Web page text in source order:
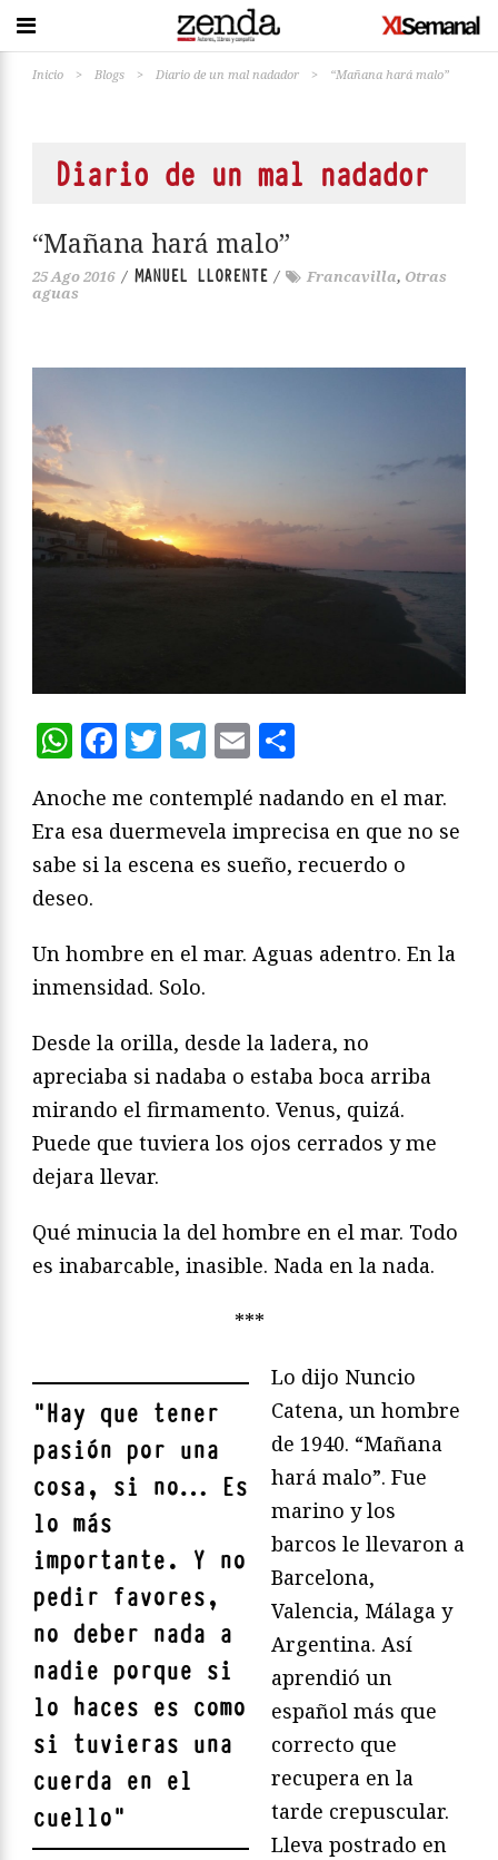
Inicio > Blogs > Diario de un mal nadador > “Mañana hará malo”
Diario de un mal nadador
“Mañana hará malo”
25 Ago 2016 / MANUEL LLORENTE / Francavilla, Otras
aguas
WhatsApp
Facebook
Twitter
Telegram
Email
Anoche me contemplé nadando en el mar.
Era esa duermevela imprecisa en que no se
sabe si la escena es sueño, recuerdo o
deseo.
Un hombre en el mar. Aguas adentro. En la
inmensidad. Solo.
Desde la orilla, desde la ladera, no
apreciaba si nadaba o estaba boca arriba
mirando el firmamento. Venus, quizá.
Puede que tuviera los ojos cerrados y me
dejara llevar.
Qué minucia la del hombre en el mar. Todo
es inabarcable, inasible. Nada en la nada.
***
"Hay que tener
pasión por una
cosa, si no… Es
lo más
importante. Y no
pedir favores,
no deber nada a
nadie porque si
lo haces es como
si tuvieras una
cuerda en el
cuello"
Lo dijo Nuncio
Catena, un hombre
de 1940. “Mañana
hará malo”. Fue
marino y los
barcos le llevaron a
Barcelona,
Valencia, Málaga y
Argentina. Así
aprendió un
español más que
correcto que
recupera en la
tarde crepuscular.
Lleva postrado en